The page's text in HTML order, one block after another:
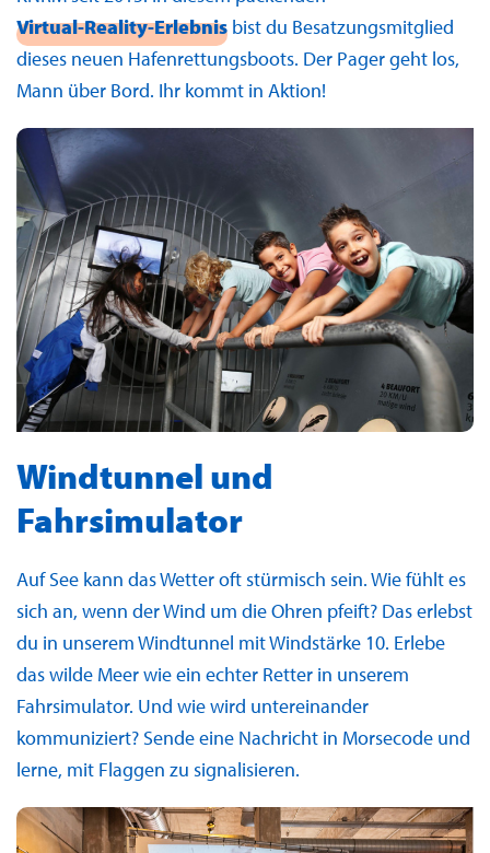
Virtual-Reality-Erlebnis bist du Besatzungsmitglied
dieses neuen Hafenrettungsboots. Der Pager geht los,
Mann über Bord. Ihr kommt in Aktion!
Windtunnel und
Fahrsimulator
Auf See kann das Wetter oft stürmisch sein. Wie fühlt es
sich an, wenn der Wind um die Ohren pfeift? Das erlebst
du in unserem Windtunnel mit Windstärke 10. Erlebe
das wilde Meer wie ein echter Retter in unserem
Fahrsimulator. Und wie wird untereinander
kommuniziert? Sende eine Nachricht in Morsecode und
lerne, mit Flaggen zu signalisieren.